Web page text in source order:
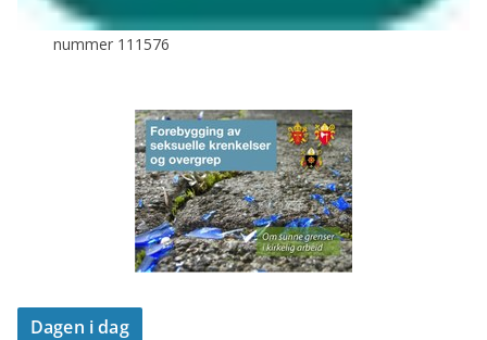
nummer 111576
Dagen i dag